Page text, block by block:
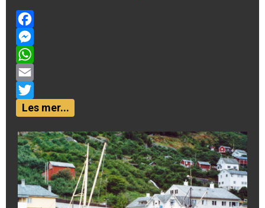
Facebook
Messenger
WhatsApp
Email
Twitter
Les mer...